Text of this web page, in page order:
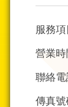
服務項
營業時
聯絡電
傳真號